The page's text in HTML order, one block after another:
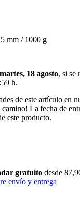
mm / 1000 g
18 agosto, si se
h.
de este artículo en
camino! La fecha de
este producto.
gratuito desde
envío y entrega